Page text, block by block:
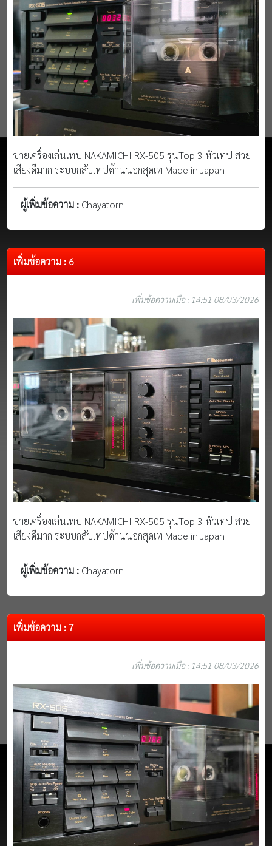
ขายเครื่องเล่นเทป NAKAMICHI RX-505 รุ่นTop 3 หัวเทป สวย
เสียงดีมาก ระบบกลับเทปด้านนอกสุดเท่ Made in Japan
ผู้เพิ่มข้อความ : Chayatorn
เพิ่มข้อความ : 6
เพิ่มข้อความเมื่อ : 14:51 08/03/2026
ขายเครื่องเล่นเทป NAKAMICHI RX-505 รุ่นTop 3 หัวเทป สวย
เสียงดีมาก ระบบกลับเทปด้านนอกสุดเท่ Made in Japan
ผู้เพิ่มข้อความ : Chayatorn
เพิ่มข้อความ : 7
เพิ่มข้อความเมื่อ : 14:51 08/03/2026